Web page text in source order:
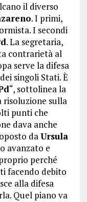
il diverso
. I primi,
I secondi
. La segretaria,
contrarietà al
serve la difesa
singoli Stati. È
“, sottolinea la
risoluzione sulla
punti che
dava anche
daUrsula
avanzato e
perché
facendo debito
alla difesa
Quel piano va